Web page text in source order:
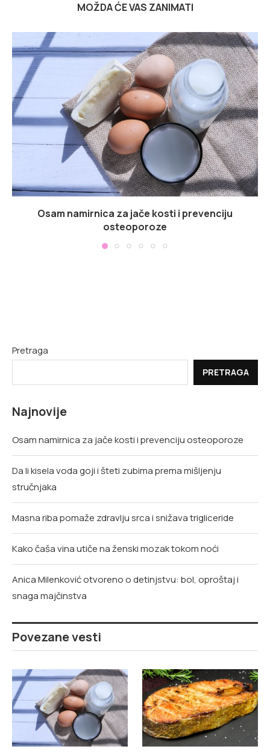
MOŽDA ĆE VAS ZANIMATI
Osam namirnica za jače kosti i prevenciju
osteoporoze
Pretraga
PRETRAGA
Najnovije
Osam namirnica za jače kosti i prevenciju osteoporoze
Da li kisela voda goji i šteti zubima prema mišljenju
stručnjaka
Masna riba pomaže zdravlju srca i snižava trigliceride
Kako čaša vina utiče na ženski mozak tokom noći
Anica Milenković otvoreno o detinjstvu: bol, oproštaj i
snaga majčinstva
Povezane vesti